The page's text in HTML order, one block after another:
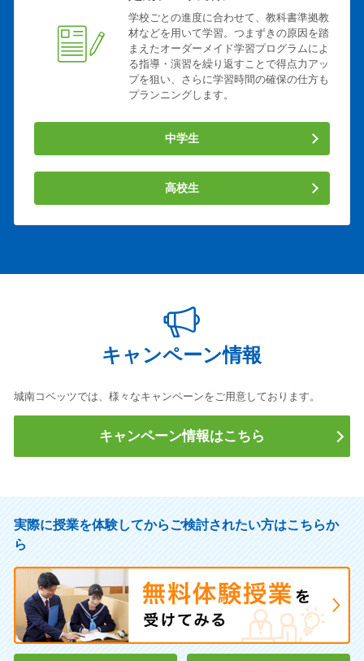
北里大 理 生命科学
北里大 医学部
国立音大 音楽演奏
順天堂大 医学
順天堂大 スポーツ 健康
順天堂大 スポーツ科学
昭和大 医学部
東京薬大 生命科学環境ゲノ
東京薬大 薬学
鶴見大 歯
フェリス女学院大 文 英米
フェリス女学院大 文 コミ
神奈川大 理 生物科学
東京工業大 第一類 前
帝京平成大 看護
実践女子大 人間社会
実践女子大 生活科学栄養管
杏林大 保健 救急救命
日本赤十字看護大 看護
武蔵野大 教育 児童教育
東京医療保険大 医療保険栄
養
関東学院大 国際文化 比較
文
関東学院大 理工 情報ネッ
ト
関東学院大 理工 電気通信
学校ごとの進度に合わせて、教科書準拠教
材などを用いて学習。つまずきの原因を踏
まえたオーダーメイド学習プログラムによ
る指導・演習を繰り返すことで得点力アッ
プを狙い、さらに学習時間の確保の仕方も
プランニングします。
中学生
高校生
キャンペーン情報
城南コベッツでは、様々なキャンペーンをご用意しております。
キャンペーン情報はこちら
実際に授業を体験してからご検討されたい方はこちらか
ら